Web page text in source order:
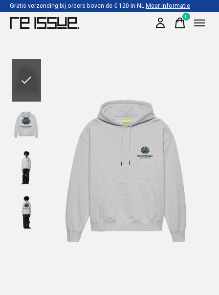
Gratis verzending bij orders boven de € 120 in NLMeer informatie
0items